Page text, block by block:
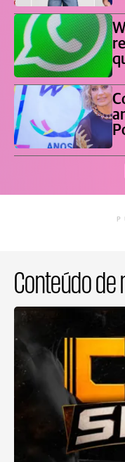
Conteúdo de